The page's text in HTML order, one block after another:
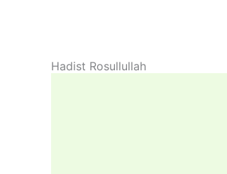
Hadist Rosullullah